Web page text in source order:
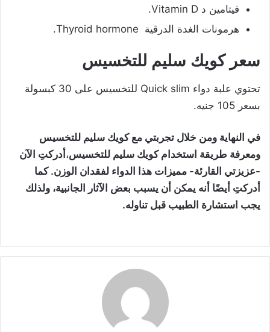
فيتامين د Vitamin D.
هرمونات الغدة الدرقية Thyroid hormone.
سعر كويك سليم للتخسيس
تحتوي علبة دواء Quick slim للتخسيس على 30 كبسولة
بسعر 105 جنيه.
في النهاية ومن خلال تجربتي مع كويك سليم للتخسيس
ومعرفة طريقة استخدام كويك سليم للتخسيس،أدركتِ الآن
-عزيزتي القارئة- مميزات هذا الدواء لفقدان الوزن. كما
أدركتِ أيضًا أنه يمكن أن يسبب بعض الآثار الجانبية، ولذلك
يجب استشارة الطبيب قبل تناوله.